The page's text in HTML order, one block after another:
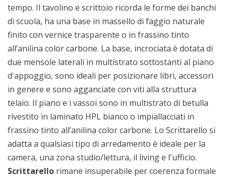
tempo. Il tavolino e scrittoio ricorda le forme dei banchi
di scuola, ha una base in massello di faggio naturale
finito con vernice trasparente o in frassino tinto
all’anilina color carbone. La base, incrociata è dotata di
due mensole laterali in multistrato sottostanti al piano
d'appoggio, sono ideali per posizionare libri, accessori
in genere e sono agganciate con viti alla struttura
telaio. Il piano e i vassoi sono in multistrato di betulla
rivestito in laminato HPL bianco o impiallacciati in
frassino tinto all’anilina color carbone. Lo Scrittarello si
adatta a qualsiasi tipo di arredamento è ideale per la
camera, una zona studio/lettura, il living e l'ufficio.
Scrittarello rimane insuperabile per coerenza formale